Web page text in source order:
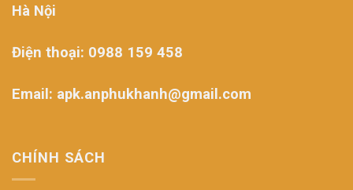
Hà Nội
Điện thoại: 0988 159 458
Email: apk.anphukhanh@gmail.com
CHÍNH SÁCH